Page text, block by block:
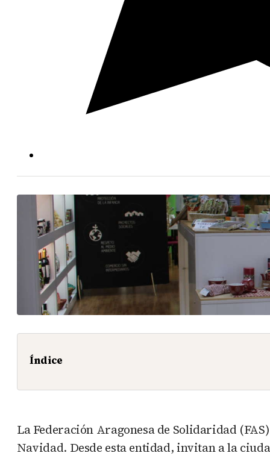
Índice
La Federación Aragonesa de Solidaridad
Navidad. Desde esta entidad, invitan a la